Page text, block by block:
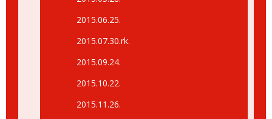
2015.06.25.
2015.07.30.rk.
2015.09.24.
2015.10.22.
2015.11.26.